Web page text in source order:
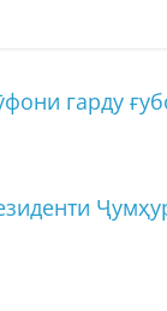
гарду